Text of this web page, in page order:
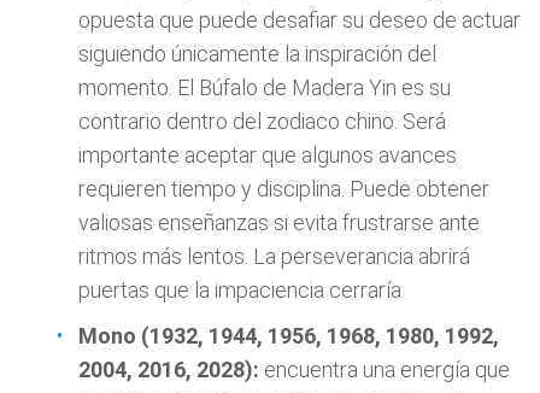
opuesta que puede desafiar su deseo de actuar
siguiendo únicamente la inspiración del
momento. El Búfalo de Madera Yin es su
contrario dentro del zodiaco chino. Será
importante aceptar que algunos avances
requieren tiempo y disciplina. Puede obtener
valiosas enseñanzas si evita frustrarse ante
ritmos más lentos. La perseverancia abrirá
puertas que la impaciencia cerraría
Mono (1932, 1944, 1956, 1968, 1980, 1992,
2004, 2016, 2028): encuentra una energía que